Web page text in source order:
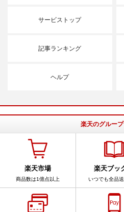
サービストップ
記事ランキング
ヘルプ
楽天のグルー
楽天市場
商品数は1億点以上
楽天ブッ
いつでも全品